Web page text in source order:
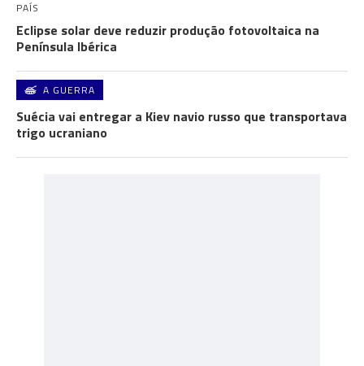
PAÍS
Eclipse solar deve reduzir produção fotovoltaica na
Península Ibérica
A GUERRA
Suécia vai entregar a Kiev navio russo que transportava
trigo ucraniano